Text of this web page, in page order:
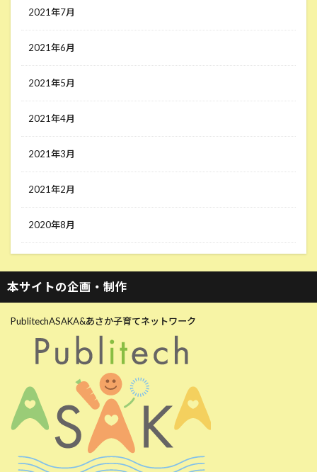
2021年7月
2021年6月
2021年5月
2021年4月
2021年3月
2021年2月
2020年8月
本サイトの企画・制作
PublitechASAKA&あさか子育てネットワーク